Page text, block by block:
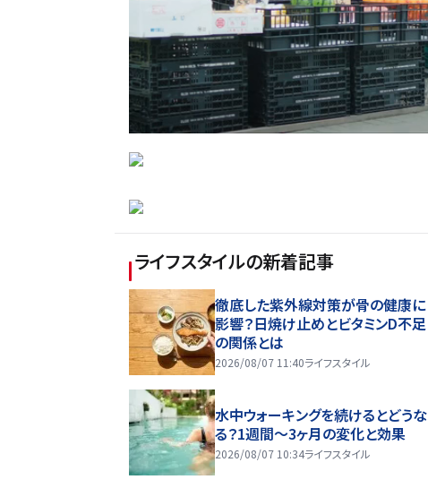
ライフスタイルの新着記事
徹底した紫外線対策が骨の健康に
影響？日焼け止めとビタミンD不足
の関係とは
2026/08/07 11:40ライフスタイル
水中ウォーキングを続けるとどうな
る？1週間～3ヶ月の変化と効果
2026/08/07 10:34ライフスタイル